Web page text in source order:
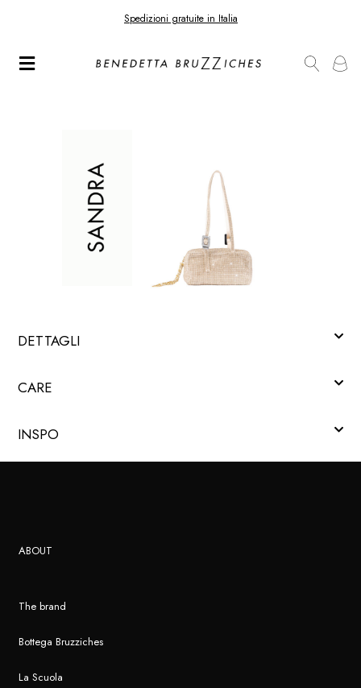
Spedizioni gratuite in Italia
DETTAGLI
CARE
INSPO
ABOUT
The brand
Bottega Bruzziches
La Scuola